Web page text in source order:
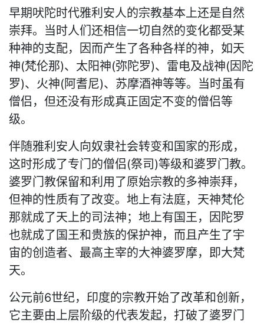
早期吠陀时代雅利安人的宗教基本上还是自然
崇拜。当时人们还相信一切自然的变化都受某
种神的支配，因而产生了各种各样的神，如天
神(梵伦那)、太阳神(弥陀罗)、雷电及战神(因陀
罗)、火神(阿耆尼)、苏摩酒神等等。当时虽有
僧侣，但还没有形成真正固定不变的僧侣等
级。
伴随雅利安人向奴隶社会转变和国家的形成，
这时形成了专门的僧侣(祭司)等级和婆罗门教。
婆罗门教保留和利用了原始宗教的多神崇拜，
但神的性质有了改变。地上有法庭，天神梵伦
那就成了天上的司法神；地上有国王，因陀罗
也就成了国王和贵族的保护神，而且产生了宇
宙的创造者、最高主宰的大神婆罗摩，即大梵
天。
公元前6世纪，印度的宗教开始了改革和创新，
它主要由上层阶级的代表发起，打破了婆罗门